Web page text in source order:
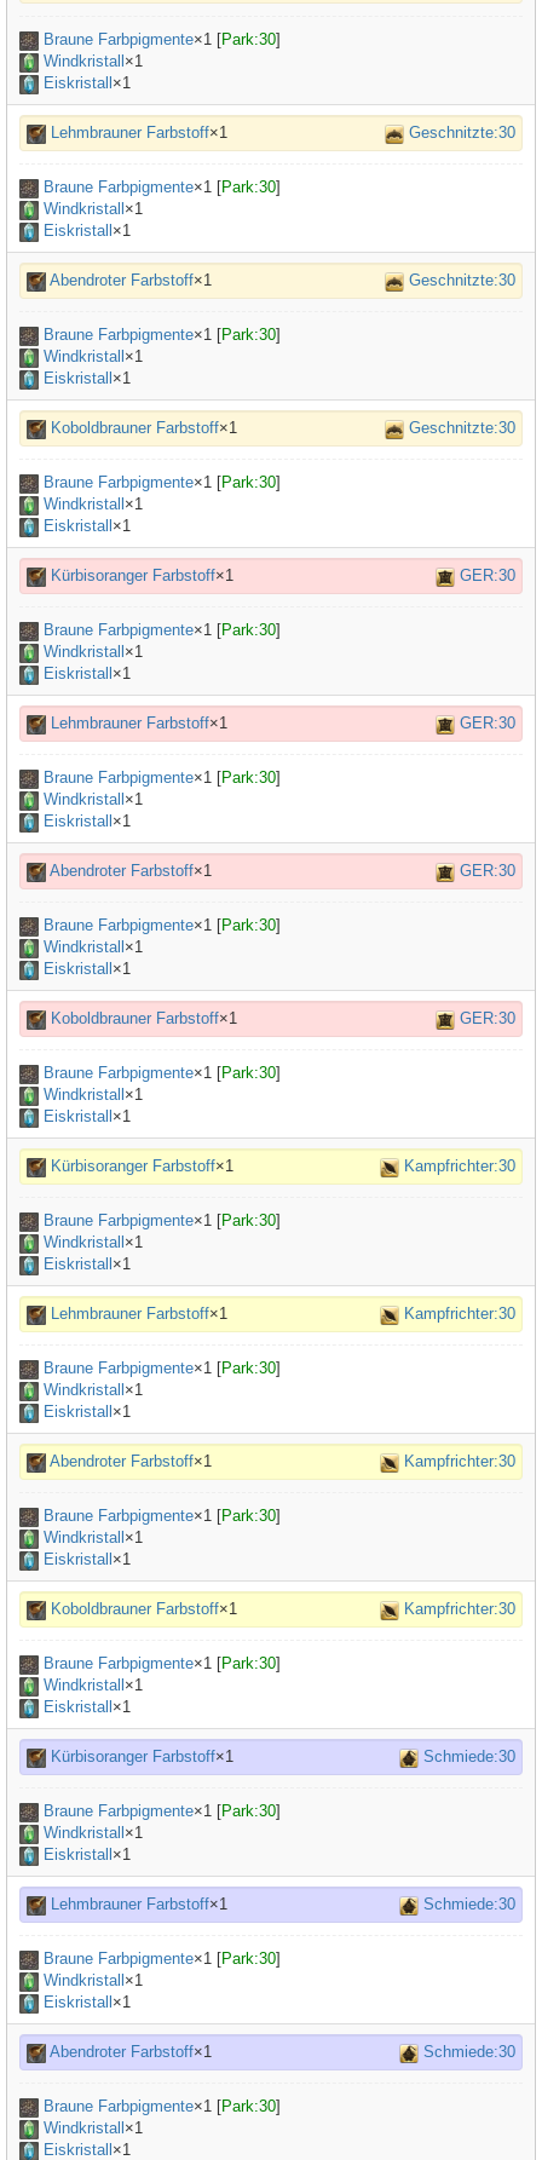
Braune Farbpigmente×1 [Park:30]
Windkristall ×1
Eiskristall ×1
Lehmbrauner Farbstoff×1 Geschnitzte:30
Braune Farbpigmente×1 [Park:30]
Windkristall ×1
Eiskristall ×1
Abendroter Farbstoff×1 Geschnitzte:30
Braune Farbpigmente×1 [Park:30]
Windkristall ×1
Eiskristall ×1
Koboldbrauner Farbstoff×1 Geschnitzte:30
Braune Farbpigmente×1 [Park:30]
Windkristall ×1
Eiskristall ×1
Kürbisoranger Farbstoff×1 GER:30
Braune Farbpigmente×1 [Park:30]
Windkristall ×1
Eiskristall ×1
Lehmbrauner Farbstoff×1 GER:30
Braune Farbpigmente×1 [Park:30]
Windkristall ×1
Eiskristall ×1
Abendroter Farbstoff×1 GER:30
Braune Farbpigmente×1 [Park:30]
Windkristall ×1
Eiskristall ×1
Koboldbrauner Farbstoff×1 GER:30
Braune Farbpigmente×1 [Park:30]
Windkristall ×1
Eiskristall ×1
Kürbisoranger Farbstoff×1 Kampfrichter:30
Braune Farbpigmente×1 [Park:30]
Windkristall ×1
Eiskristall ×1
Lehmbrauner Farbstoff×1 Kampfrichter:30
Braune Farbpigmente×1 [Park:30]
Windkristall ×1
Eiskristall ×1
Abendroter Farbstoff×1 Kampfrichter:30
Braune Farbpigmente×1 [Park:30]
Windkristall ×1
Eiskristall ×1
Koboldbrauner Farbstoff×1 Kampfrichter:30
Braune Farbpigmente×1 [Park:30]
Windkristall ×1
Eiskristall ×1
Kürbisoranger Farbstoff×1 Schmiede:30
Braune Farbpigmente×1 [Park:30]
Windkristall ×1
Eiskristall ×1
Lehmbrauner Farbstoff×1 Schmiede:30
Braune Farbpigmente×1 [Park:30]
Windkristall ×1
Eiskristall ×1
Abendroter Farbstoff×1 Schmiede:30
Braune Farbpigmente×1 [Park:30]
Windkristall ×1
Eiskristall ×1